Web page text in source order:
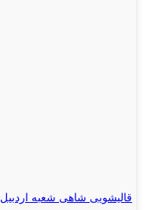
قالیشویی شاهی شعبه اردبیل